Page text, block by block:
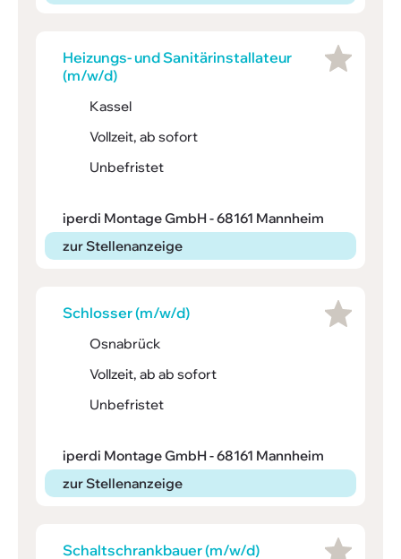
Heizungs- und Sani­tärin­stal­la­teur
(m/w/d)
Kassel
Vollzeit, ab sofort
Unbefristet
iperdi Montage GmbH - 68161 Mannheim
zur Stellenanzeige
Schlosser (m/w/d)
Osnabrück
Vollzeit, ab ab sofort
Unbefristet
iperdi Montage GmbH - 68161 Mannheim
zur Stellenanzeige
Schalt­schrank­bauer (m/w/d)